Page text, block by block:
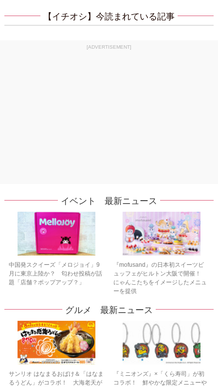
【イチオシ】今読まれている記事
[ADVERTISEMENT]
イベント 最新ニュース
中国発スクイーズ「メロジョイ」9
月に東京上陸か？ 匂わせ投稿が話
題「店舗？ポップアップ？」
『mofusand』の日本初スイーツビ
ュッフェがヒルトン大阪で開催！
にゃんこたちをイメージしたメニュ
ーを提供
グルメ 最新ニュース
サンリオ はなまるおばけ＆「はなま
るうどん」がコラボ！ 大海老天が
『ミニオンズ』×「くら寿司」が初
コラボ！ 鮮やかな限定メニューや